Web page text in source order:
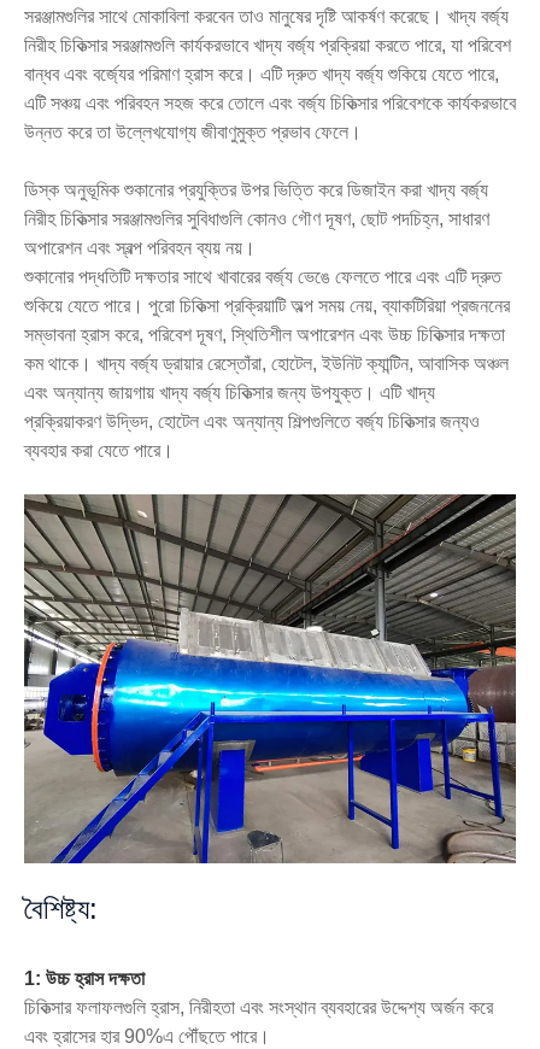
সরঞ্জামগুলির সাথে মোকাবিলা করবেন তাও মানুষের দৃষ্টি আকর্ষণ করেছে। খাদ্য বর্জ্য
নিরীহ চিকিত্সার সরঞ্জামগুলি কার্যকরভাবে খাদ্য বর্জ্য প্রক্রিয়া করতে পারে, যা পরিবেশ
বান্ধব এবং বর্জ্যের পরিমাণ হ্রাস করে। এটি দ্রুত খাদ্য বর্জ্য শুকিয়ে যেতে পারে,
এটি সঞ্চয় এবং পরিবহন সহজ করে তোলে এবং বর্জ্য চিকিত্সার পরিবেশকে কার্যকরভাবে
উন্নত করে তা উল্লেখযোগ্য জীবাণুমুক্ত প্রভাব ফেলে।
ডিস্ক অনুভূমিক শুকানোর প্রযুক্তির উপর ভিত্তি করে ডিজাইন করা খাদ্য বর্জ্য
নিরীহ চিকিত্সার সরঞ্জামগুলির সুবিধাগুলি কোনও গৌণ দূষণ, ছোট পদচিহ্ন, সাধারণ
অপারেশন এবং স্বল্প পরিবহন ব্যয় নয়।
শুকানোর পদ্ধতিটি দক্ষতার সাথে খাবারের বর্জ্য ভেঙে ফেলতে পারে এবং এটি দ্রুত
শুকিয়ে যেতে পারে। পুরো চিকিত্সা প্রক্রিয়াটি অল্প সময় নেয়, ব্যাকটিরিয়া প্রজননের
সম্ভাবনা হ্রাস করে, পরিবেশ দূষণ, স্থিতিশীল অপারেশন এবং উচ্চ চিকিত্সার দক্ষতা
কম থাকে। খাদ্য বর্জ্য ড্রায়ার রেস্তোঁরা, হোটেল, ইউনিট ক্যান্টিন, আবাসিক অঞ্চল
এবং অন্যান্য জায়গায় খাদ্য বর্জ্য চিকিত্সার জন্য উপযুক্ত। এটি খাদ্য
প্রক্রিয়াকরণ উদ্ভিদ, হোটেল এবং অন্যান্য শিল্পগুলিতে বর্জ্য চিকিত্সার জন্যও
ব্যবহার করা যেতে পারে।
বৈশিষ্ট্য:
1: উচ্চ হ্রাস দক্ষতা
চিকিত্সার ফলাফলগুলি হ্রাস, নিরীহতা এবং সংস্থান ব্যবহারের উদ্দেশ্য অর্জন করে
এবং হ্রাসের হার 90%এ পৌঁছতে পারে।